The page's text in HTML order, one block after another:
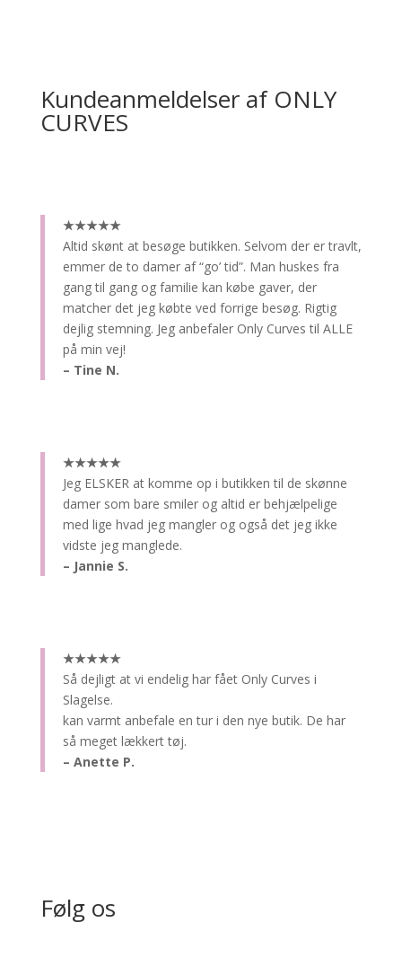
Kundeanmeldelser af ONLY
CURVES
★★★★★
Altid skønt at besøge butikken. Selvom der er travlt,
emmer de to damer af “go’ tid”. Man huskes fra
gang til gang og familie kan købe gaver, der
matcher det jeg købte ved forrige besøg. Rigtig
dejlig stemning. Jeg anbefaler Only Curves til ALLE
på min vej!
– Tine N.
★★★★★
Jeg ELSKER at komme op i butikken til de skønne
damer som bare smiler og altid er behjælpelige
med lige hvad jeg mangler og også det jeg ikke
vidste jeg manglede.
– Jannie S.
★★★★★
Så dejligt at vi endelig har fået Only Curves i
Slagelse.
kan varmt anbefale en tur i den nye butik. De har
så meget lækkert tøj.
– Anette P.
Følg os